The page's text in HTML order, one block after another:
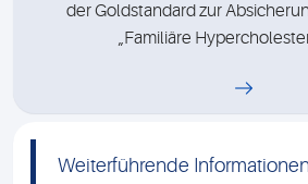
der Goldstandard zur
„Familiäre
Weiterführende